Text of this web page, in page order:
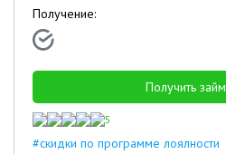
Получение:
Получить займ
5
#скидки по программе лоялности